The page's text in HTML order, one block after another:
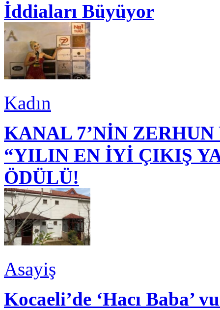
İddiaları Büyüyor
Kadın
KANAL 7’NİN
“YILIN EN İYİ ÇIKIŞ
ÖDÜLÜ!
Asayiş
Kocaeli’de ‘Hacı Baba’